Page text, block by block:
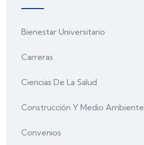
Bienestar Universitario
Carreras
Ciencias De La Salud
Construcción Y Medio Ambiente
Convenios